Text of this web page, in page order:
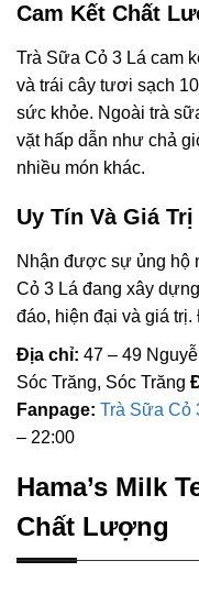
Cam Kết Chất
Trà Sữa Cỏ 3 Lá cam
và trái cây tươi sạch
sức khỏe. Ngoài trà
vặt hấp dẫn như chả
nhiều món khác.
Uy Tín Và Giá Trị
Nhận được sự ủng hộ
Cỏ 3 Lá đang xây
đáo, hiện đại và giá
Địa chỉ: 47 – 49
Sóc Trăng, Sóc Trăng
Fanpage: Trà Sữa Cỏ
– 22:00
Hama’s Milk
Chất Lượng